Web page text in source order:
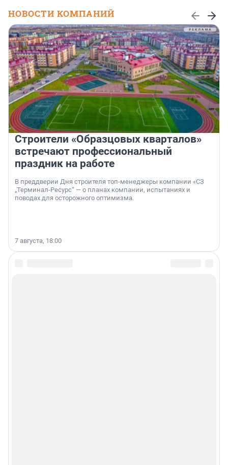
НОВОСТИ КОМПАНИЙ
Строители «Образцовых кварталов»
встречают профессиональный
праздник на работе
В преддверии Дня строителя топ-менеджеры компании «СЗ
„Терминал-Ресурс“ — о планах компании, испытаниях и
поводах для осторожного оптимизма.
7 августа, 18:00